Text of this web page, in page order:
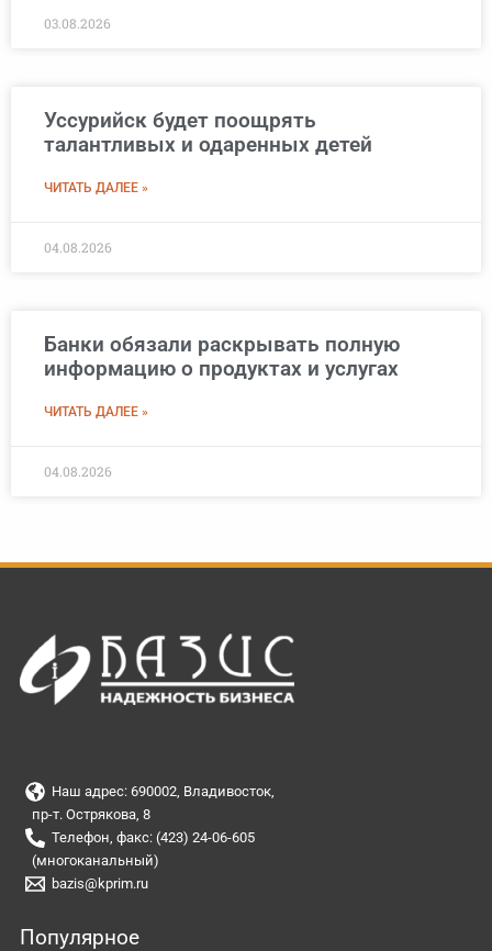
03.08.2026
Уссурийск будет поощрять
талантливых и одаренных детей
ЧИТАТЬ ДАЛЕЕ »
04.08.2026
Банки обязали раскрывать полную
информацию о продуктах и услугах
ЧИТАТЬ ДАЛЕЕ »
04.08.2026
Наш адрес: 690002, Владивосток,
пр-т. Острякова, 8
Телефон, факс: (423) 24-06-605
(многоканальный)
bazis@kprim.ru
Популярное